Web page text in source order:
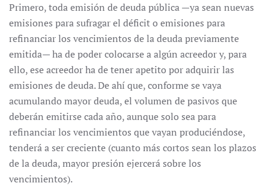
Primero, toda emisión de deuda pública —ya sean nuevas
emisiones para sufragar el déficit o emisiones para
refinanciar los vencimientos de la deuda previamente
emitida— ha de poder colocarse a algún acreedor y, para
ello, ese acreedor ha de tener apetito por adquirir las
emisiones de deuda. De ahí que, conforme se vaya
acumulando mayor deuda, el volumen de pasivos que
deberán emitirse cada año, aunque solo sea para
refinanciar los vencimientos que vayan produciéndose,
tenderá a ser creciente (cuanto más cortos sean los plazos
de la deuda, mayor presión ejercerá sobre los
vencimientos).